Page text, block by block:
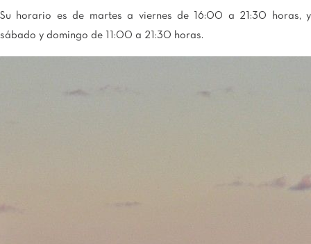
Su horario es de martes a viernes de 16:00 a 21:30 horas, y
sábado y domingo de 11:00 a 21:30 horas.